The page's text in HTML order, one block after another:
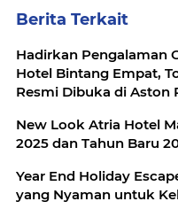
Berita Terkait
Hadirkan Pengalaman
Hotel Bintang Empat,
Resmi Dibuka di Aston
New Look Atria Hotel
2025 dan Tahun Baru
Year End Holiday
yang Nyaman untuk